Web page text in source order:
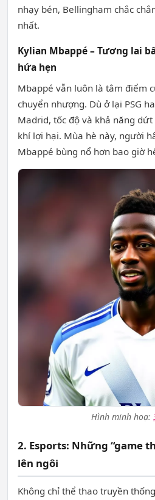
nhạy bén, Bellingham chắc
nhất.
Kylian Mbappé – Tương lai
hứa hẹn
Mbappé vẫn luôn là tâm điểm
chuyển nhượng. Dù ở lại PSG
Madrid, tốc độ và khả năng
khí lợi hại. Mùa hè này, người
Mbappé bùng nổ hơn bao giờ
Hình minh hoạ:
2. Esports: Những “game
lên ngôi
Không chỉ thể thao truyền